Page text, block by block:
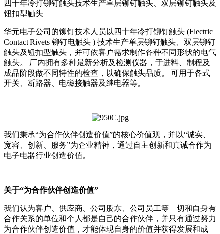
四十年冷打铆钉触头技术生产单层铆钉触头、双层铆钉触头及
钮扣型触头
华元电子公司的铆钉技术人员以四十年冷打铆钉触头 (Electric
Contact Rivets 铆钉电触头 ) 技术生产单层铆钉触头、双层铆钉
触头及钮扣型触头，并可依客户需求制作各种不同形状的电气
触头。 厂内拥有多种最新分析及检测仪器，于进料、制程及
成品阶段做不同特性的检查，以确保触头品质。 可用于各式
开关、断路器、电磁接触器及继电器等。
我们秉承“为合作伙伴创造价值”的核心价值观，并以“诚实、
宽容、创新、服务”为企业精神，通过自主创新和真诚合作为
电子电器行业创造价值。
关于“为合作伙伴创造价值”
我们认为客户、供应商、公司股东、公司员工等一切和自身有
合作关系的单位和个人都是自己的合作伙伴，并只有通过努力
为合作伙伴创造价值，才能体现自身的价值并获得发展和成